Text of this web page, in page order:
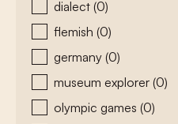
dialect (0)
flemish (0)
germany (0)
museum explorer (0)
olympic games (0)